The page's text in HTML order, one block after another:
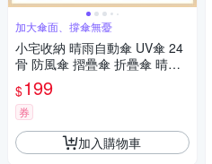
加大傘面、撐傘無憂
小宅收納 晴雨自動傘 UV傘 24
骨 防風傘 摺疊傘 折疊傘 晴雨
傘 遮陽傘 雨傘 自動傘 防風傘
太陽傘 大傘 通勤
$199
券
加入購物車